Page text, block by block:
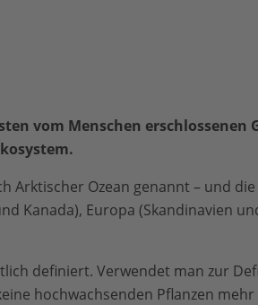
vom Menschen erschlossenen
Arktischer Ozean genannt – und
Kanada), Europa (Skandinavien
definiert. Verwendet man zur
hochwachsenden Pflanzen